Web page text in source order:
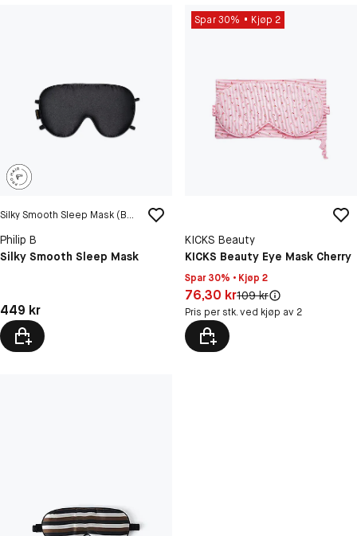
Silky Smooth Sleep Mask (Black)
Philip B
Silky Smooth Sleep Mask
Pris: 449 kr
449 kr
Spar 30% Kjøp 2
KICKS Beauty
KICKS Beauty Eye Mask Cherry
Spar 30% • Kjøp 2
Pris: 76,30 kr
76,30 krOriginal pris:
109 kr
Pris per stk. ved kjøp av 2